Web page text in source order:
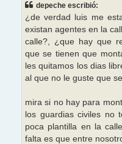
depeche escribió:
¿de verdad luis me
existan agentes en la
calle?, ¿que hay que
que se tienen que
les quitamos los dias
al que no le guste que
mira si no hay para
los guardias civiles no
poca plantilla en la
falta es que entre